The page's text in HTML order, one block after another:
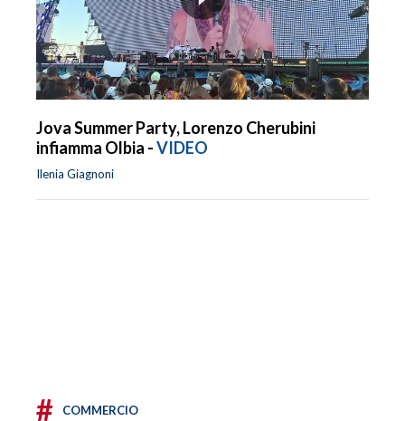
Jova Summer Party, Lorenzo Cherubini
infiamma Olbia -VIDEO
Ilenia Giagnoni
# COMMERCIO